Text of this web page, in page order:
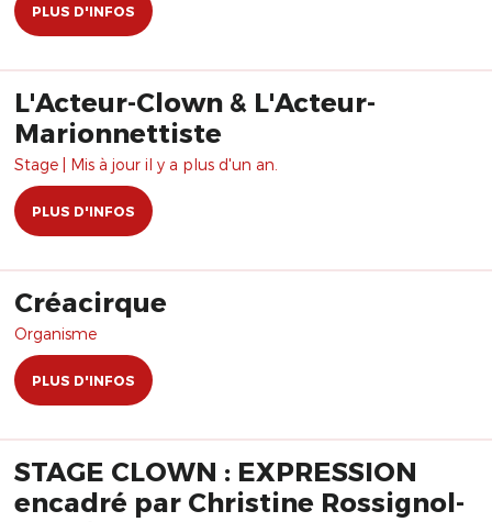
PLUS D'INFOS
L'Acteur-Clown & L'Acteur-
Marionnettiste
Stage | Mis à jour il y a plus d'un an.
PLUS D'INFOS
Créacirque
Organisme
PLUS D'INFOS
STAGE CLOWN : EXPRESSION
encadré par Christine Rossignol-